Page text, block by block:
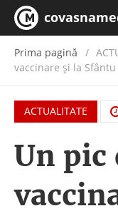
Prima pagină
vaccinare și la
ACTUALITATE
Un pic